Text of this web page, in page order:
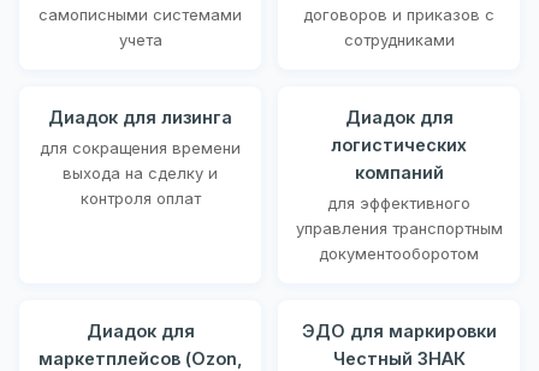
самописными системами
учета
договоров и приказов с
сотрудниками
Диадок для лизинга
для сокращения времени
выхода на сделку и
контроля оплат
Диадок для
логистических
компаний
для эффективного
управления транспортным
документооборотом
Диадок для
маркетплейсов (Ozon,
ЭДО для маркировки
Честный ЗНАК